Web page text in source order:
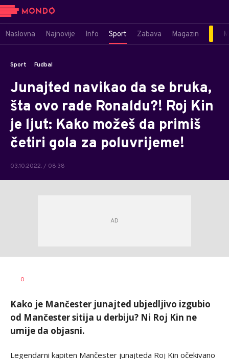
Naslovna Najnovije Info Sport Zabava Magazin
Sport Fudbal
Junajted navikao da se bruka,
šta ovo rade Ronaldu?! Roj Kin
je ljut: Kako možeš da primiš
četiri gola za poluvrijeme!
03.10.2022. / 08:38
AUTOR
0
Kako je Mančester junajted ubjedljivo izgubio
od Mančester sitija u derbiju? Ni Roj Kin ne
umije da objasni.
Legendarni kapiten Mančester junajteda Roj Kin očekivano